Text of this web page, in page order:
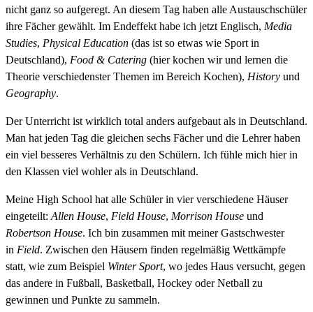
nicht ganz so aufgeregt. An diesem Tag haben alle Austauschschüler
ihre Fächer gewählt. Im Endeffekt habe ich jetzt Englisch, Media
Studies, Physical Education (das ist so etwas wie Sport in
Deutschland), Food & Catering (hier kochen wir und lernen die
Theorie verschiedenster Themen im Bereich Kochen), History und
Geography.
Der Unterricht ist wirklich total anders aufgebaut als in Deutschland.
Man hat jeden Tag die gleichen sechs Fächer und die Lehrer haben
ein viel besseres Verhältnis zu den Schülern. Ich fühle mich hier in
den Klassen viel wohler als in Deutschland.
Meine High School hat alle Schüler in vier verschiedene Häuser
eingeteilt: Allen House, Field House, Morrison House und
Robertson House. Ich bin zusammen mit meiner Gastschwester
in Field. Zwischen den Häusern finden regelmäßig Wettkämpfe
statt, wie zum Beispiel Winter Sport, wo jedes Haus versucht, gegen
das andere in Fußball, Basketball, Hockey oder Netball zu
gewinnen und Punkte zu sammeln.